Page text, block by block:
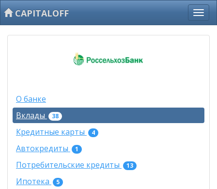
CAPITALOFF
О банке
Вклады
38
Кредитные карты 4
Автокредиты 1
Потребительские кредиты 13
Ипотека 5